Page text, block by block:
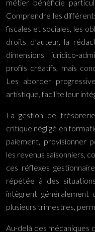
métier bénéficie
Comprendre les
fiscales et sociales, les
droits d’auteur, la
dimensions juridico-
profils créatifs, mais
Les aborder
artistique, facilite leur
La gestion de
critique négligé en
paiement, provisionner
les revenus saisonniers,
ces réflexes
répétée à des
intègrent
plusieurs trimestres,
Au-delà des mécaniques